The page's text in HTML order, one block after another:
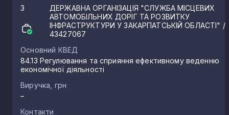
3
ДЕРЖАВНА ОРГАНІЗАЦІЯ "СЛУЖБА МІСЦЕВИХ
АВТОМОБІЛЬНИХ ДОРІГ ТА РОЗВИТКУ
ІНФРАСТРУКТУРИ У ЗАКАРПАТСЬКІЙ ОБЛАСТІ" /
43427067
Основний КВЕД
84.13 Регулювання та сприяння ефективному веденню
економічної діяльності
Виручка, грн
–
Контакти